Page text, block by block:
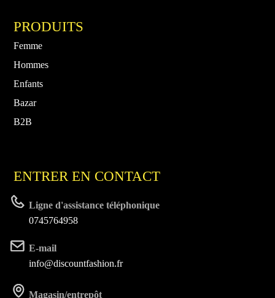
PRODUITS
Femme
Hommes
Enfants
Bazar
B2B
ENTRER EN CONTACT
Ligne d'assistance téléphonique
0745764958
E-mail
info@discountfashion.fr
Magasin/entrepôt